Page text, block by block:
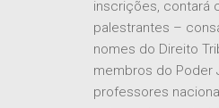
O evento, para o
registramos mais
inscrições, contará
palestrantes –
nomes do Direito